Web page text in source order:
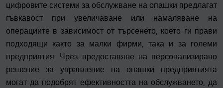
цифровите системи за обслужване на опашки предлагат
гъвкавост при увеличаване или намаляване на
операциите в зависимост от търсенето, което ги прави
подходящи както за малки фирми, така и за големи
предприятия. Чрез предоставяне на персонализирано
решение за управление на опашки предприятията
могат да подобрят ефективността на обслужването, да